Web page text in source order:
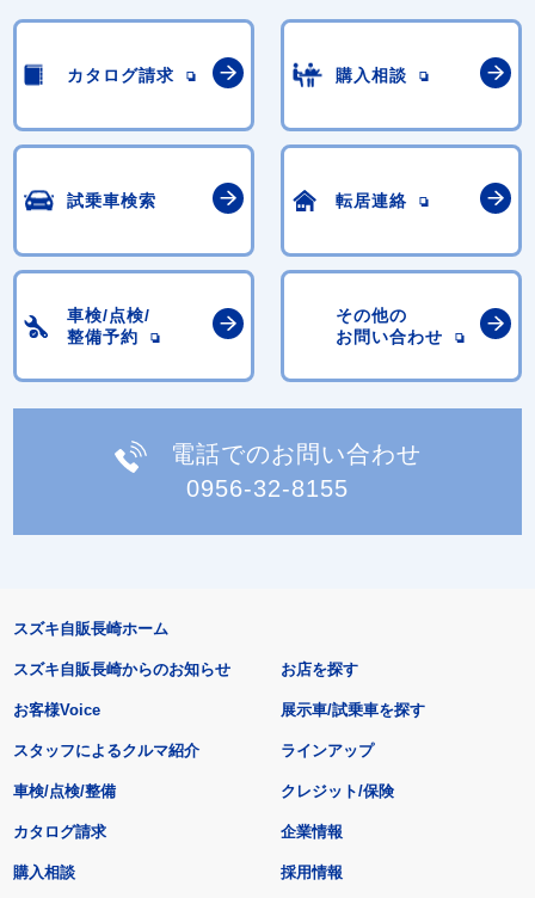
カタログ請求 購入相談
試乗車検索 転居連絡
車検/点検/
整備予約
その他の
お問い合わせ
電話でのお問い合わせ
0956-32-8155
スズキ自販長崎ホーム
スズキ自販長崎からのお知らせ
お客様Voice
スタッフによるクルマ紹介
お店を探す
展示車/試乗車を探す
ラインアップ
車検/点検/整備 クレジット/保険
カタログ請求
購入相談
企業情報
採用情報